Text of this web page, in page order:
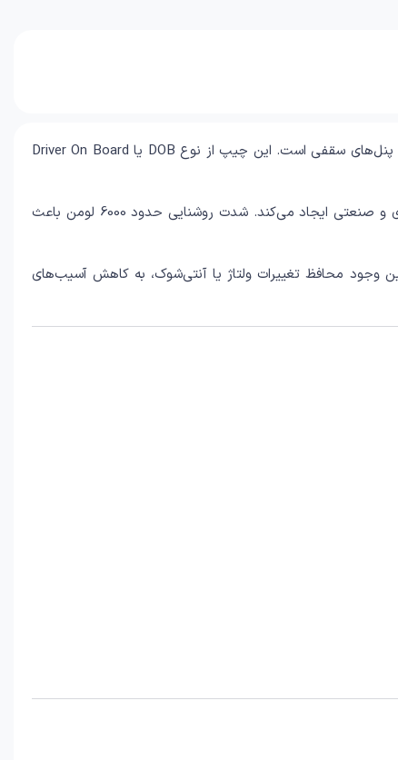
چیپ ال ای دی 60 وات 220 ولت گرد مهتابی خازن‌دار، یک ماژول روشنایی پرقدرت برای تولید و تعمیر انواع لامپ‌های LED، لوسترهای پرنور و پنل‌های سقفی است. این چیپ از نوع DOB یا Driver On Board
رنگ نور این محصول سفید مهتابی با دمای رنگ 5000 کلوین است که نوری شفاف، یکنواخت و مناسب برای محیط‌های مسکونی، اداری، تجاری و صنعتی ایجاد می‌کند. شدت روشنایی حدود 6000 لومن باعث
همچنین وجود محافظ تغییرات ولتاژ یا آنتی‌شوک، به کاهش آسیب‌های